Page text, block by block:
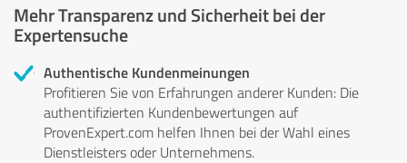
Mehr Transparenz und Sicherheit bei der
Expertensuche
Authentische Kundenmeinungen
Profitieren Sie von Erfahrungen anderer Kunden: Die
authentifizierten Kundenbewertungen auf
ProvenExpert.com helfen Ihnen bei der Wahl eines
Dienstleisters oder Unternehmens.